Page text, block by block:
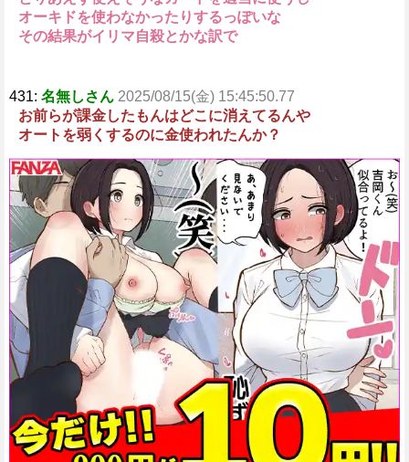
オーキドを使わなかったりするっぽいな
その結果がイリマ自殺とかな訳で
431: 名無しさん 2025/08/15(金) 15:45:50.77
お前らが課金したもんはどこに消えてるんや
オートを弱くするのに金使われたんか？